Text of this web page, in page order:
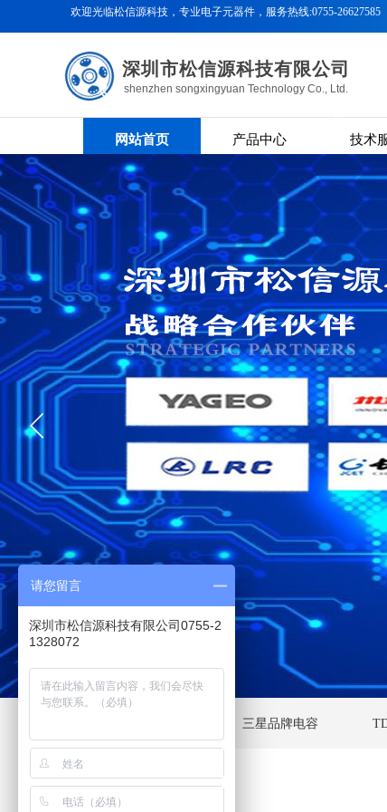
欢迎光临松信源科技 ，专业电子元器件，服务热线:0755-26627585
深圳市松信源科技有限公司
shenzhen songxingyuan Technology Co., Ltd.
网站首页 产品中心 技术
三星品牌电容
请您留言
深圳市松信源科技有限公司0755-2
1328072